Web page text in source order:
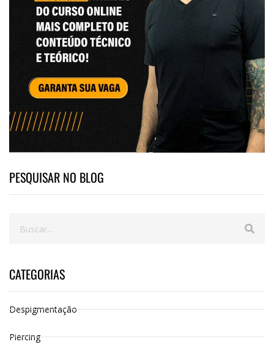
PESQUISAR NO BLOG
CATEGORIAS
Despigmentação
Piercing